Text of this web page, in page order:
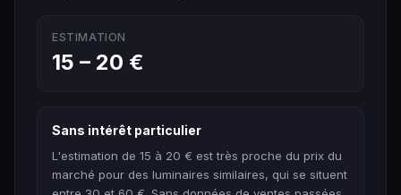
ESTIMATION
15 – 20 €
Sans intérêt particulier
L'estimation de 15 à 20 € est très proche du prix du
marché pour des luminaires similaires, qui se situent